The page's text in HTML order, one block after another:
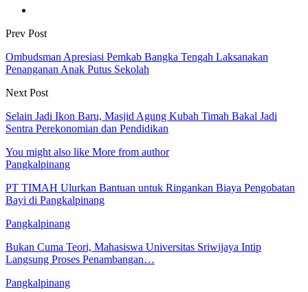
Prev Post
Ombudsman Apresiasi Pemkab Bangka Tengah Laksanakan
Penanganan Anak Putus Sekolah
Next Post
Selain Jadi Ikon Baru, Masjid Agung Kubah Timah Bakal Jadi
Sentra Perekonomian dan Pendidikan
You might also like More from author
Pangkalpinang
PT TIMAH Ulurkan Bantuan untuk Ringankan Biaya Pengobatan
Bayi di Pangkalpinang
Pangkalpinang
Bukan Cuma Teori, Mahasiswa Universitas Sriwijaya Intip
Langsung Proses Penambangan…
Pangkalpinang